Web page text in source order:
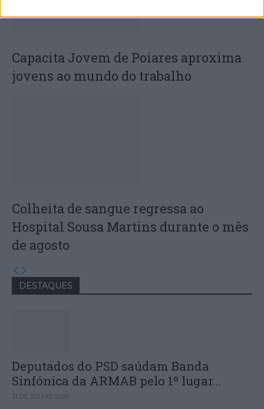
Capacita Jovem de Poiares aproxima
jovens ao mundo do trabalho
Colheita de sangue regressa ao
Hospital Sousa Martins durante o mês
de agosto
DESTAQUES
Deputados do PSD saúdam Banda
Sinfónica da ARMAB pelo 1º lugar...
31 DE JULHO, 2026